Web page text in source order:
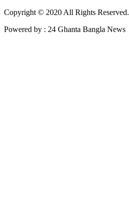
Copyright © 2020 All Rights Reserved.
Powered by : 24 Ghanta Bangla News